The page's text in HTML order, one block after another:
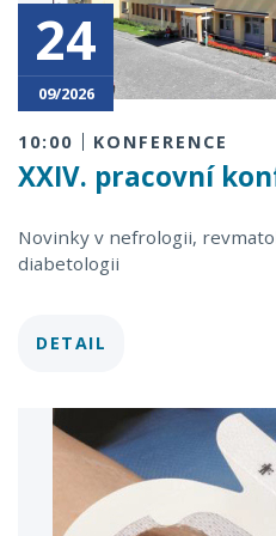
24
09/2026
10:00 KONFERENCE
XXIV. pracovní
Novinky v nefrologii,
diabetologii
DETAIL